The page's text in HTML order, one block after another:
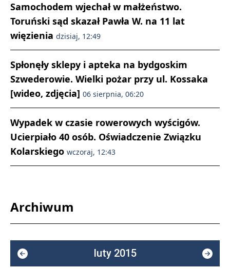
Samochodem wjechał w małżeństwo.
Toruński sąd skazał Pawła W. na 11 lat
więzienia dzisiaj, 12:49
Spłonęły sklepy i apteka na bydgoskim
Szwederowie. Wielki pożar przy ul. Kossaka
[wideo, zdjęcia] 06 sierpnia, 06:20
Wypadek w czasie rowerowych wyścigów.
Ucierpiało 40 osób. Oświadczenie Związku
Kolarskiego wczoraj, 12:43
Archiwum
luty 2015